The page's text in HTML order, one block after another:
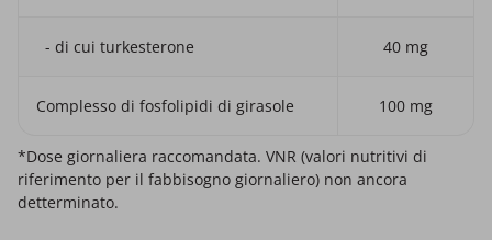
- di cui turkesterone 40 mg
Complesso di fosfolipidi di girasole 100 mg
*Dose giornaliera raccomandata. VNR (valori nutritivi di
riferimento per il fabbisogno giornaliero) non ancora
detterminato.